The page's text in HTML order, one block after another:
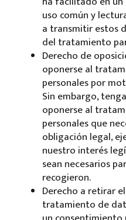
uso común y
a transmitir estos
del tratamiento
Derecho de
oponerse al
personales por
Sin embargo,
oponerse al
personales que
obligación legal,
nuestro interés
sean necesarios
recogieron.
Derecho a retirar
tratamiento de